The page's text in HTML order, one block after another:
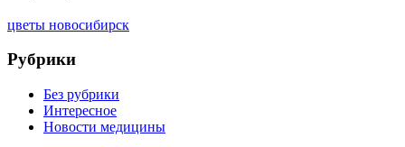
цветы новосибирск
Рубрики
Без рубрики
Интересное
Новости медицины